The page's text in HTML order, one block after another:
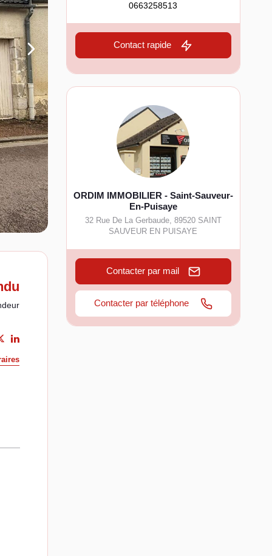
0663258513
Contact rapide
ORDIM IMMOBILIER - Saint-Sauveur-
En-Puisaye
32 Rue De La Gerbaude, 89520 SAINT
SAUVEUR EN PUISAYE
Contacter par mail
Contacter par téléphone